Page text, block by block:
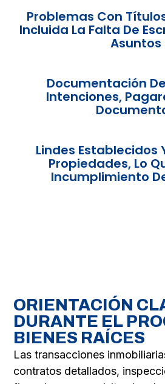
Problemas Con
Incluida La Falta De
Asuntos
Documentación
Intenciones,
Lindes Establecidos
Propiedades, Lo
Incumplimiento
ORIENTACIÓN
DURANTE EL
BIENES RAÍCES
Las transacciones
contratos detallados,